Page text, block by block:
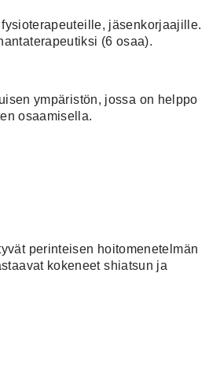
jäsenkorjaajille.
(6 osaa).
ympäristön, jossa on helppo
osaamisella.
perinteisen hoitomenetelmän
kokeneet shiatsun ja